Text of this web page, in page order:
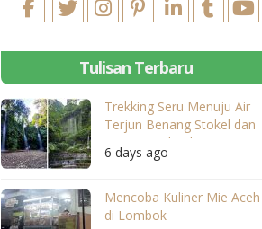
Tulisan Terbaru
Trekking Seru Menuju Air
Terjun Benang Stokel dan
Benang Kelambu
6 days ago
Mencoba Kuliner Mie Aceh
di Lombok